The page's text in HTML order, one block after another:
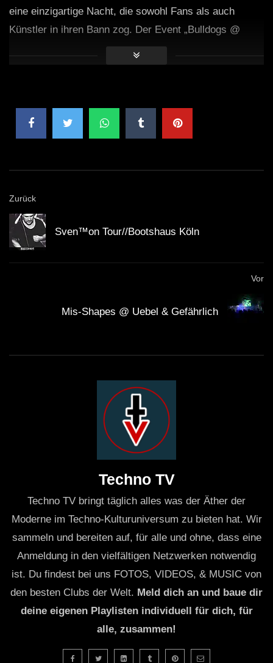
eine einzigartige Nacht, die sowohl Fans als auch
Künstler in ihren Bann zog. Der Event „Bulldogs @
Distillery“ war nicht nur ein Konzert, sondern ein
kulturelles Erlebnis, das die Herzen der Besucher
beleuchten die Bedeutung des Events für die Leipziger
Musikszene.
Die Distillery, bekannt für ihre außergewöhnliche
Atmosphäre und die hervorragende Akustik, bot den
perfekten Rahmen für die Bulldogs, eine Band, die für
ersten Töne erklangen und die Menge zu tanzen
Die Bulldogs, die sich durch ihren einzigartigen Stil und
ihre eingängigen Melodien auszeichnen, ließen keine
Wünsche offen. Jeder Song war ein Hit, und die
unvergessliche Stimmung. Die Bandmitglieder, allesamt
erfahrene Musiker, brachten ihre Leidenschaft und
Kreativität auf die Bühne und schufen so ein einmaliges
Erlebnis.
Die Musik und ihre Wirkung
Die Musik der Bulldogs ist eine Mischung aus
verschiedenen Genres, die sowohl rockige als auch
melodische Elemente vereint. Dabei gelingt es ihnen,
Zurück
Sven™on Tour//Bootshaus Köln
Vor
Mis-Shapes @ Uebel & Gefährlich
Techno TV
Techno TV bringt täglich alles was der Äther der
Moderne im Techno-Kulturuniversum zu bieten hat. Wir
sammeln und bereiten auf, für alle und ohne, dass eine
Anmeldung in den vielfältigen Netzwerken notwendig
ist. Du findest bei uns FOTOS, VIDEOS, & MUSIC von
den besten Clubs der Welt. Meld dich an und baue dir
deine eigenen Playlisten individuell für dich, für
alle, zusammen!